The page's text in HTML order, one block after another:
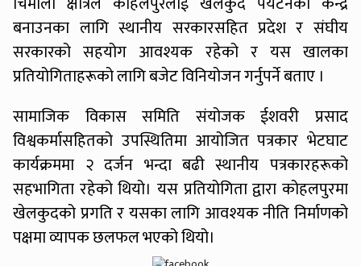
बनाउनका लागि स्थानीय सरकारसहित प्रदेश र संघीय
सरकारको सहयोग आवश्यक रहेको र यस खालका
प्रतियोगिताहरूको लागि बजेट विनियोजन गर्नुपर्ने बताए ।
सामाजिक विकास समिति संयोजक ईशवरी प्रसाद
विश्वकर्मासहितको उपस्थितिमा आयोजित पत्रकार भेटघाट
कार्यक्रममा २ दर्जन भन्दा बढी स्थानीय पत्रकारहरूको
सहभागिता रहेको थियो। यस प्रतियोगिता द्वारा कोहलपुरमा
खेलकुदको प्रगति र यसका लागि आवश्यक नीति निर्माणको
पक्षमा व्यापक छलफल भएको थियो।